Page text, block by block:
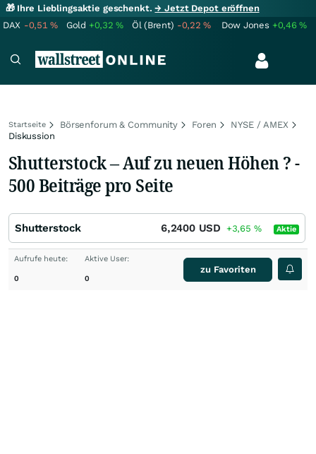
🎁 Ihre Lieblingsaktie geschenkt.→ Jetzt Depot eröffnen
DAX -0,51% Gold +0,32% Öl (Brent) -0,22% Dow Jones +0,46%
Startseite Börsenforum & Community Foren
NYSE / AMEX
Diskussion
Shutterstock – Auf zu neuen Höhen ? -
500 Beiträge pro Seite
Shutterstock 6,2400 USD +3,65 % Aktie
Aufrufe heute:
0
Aktive User:
0
zu Favoriten